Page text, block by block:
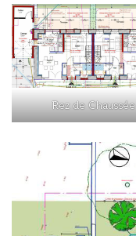
Rez de Chaussée